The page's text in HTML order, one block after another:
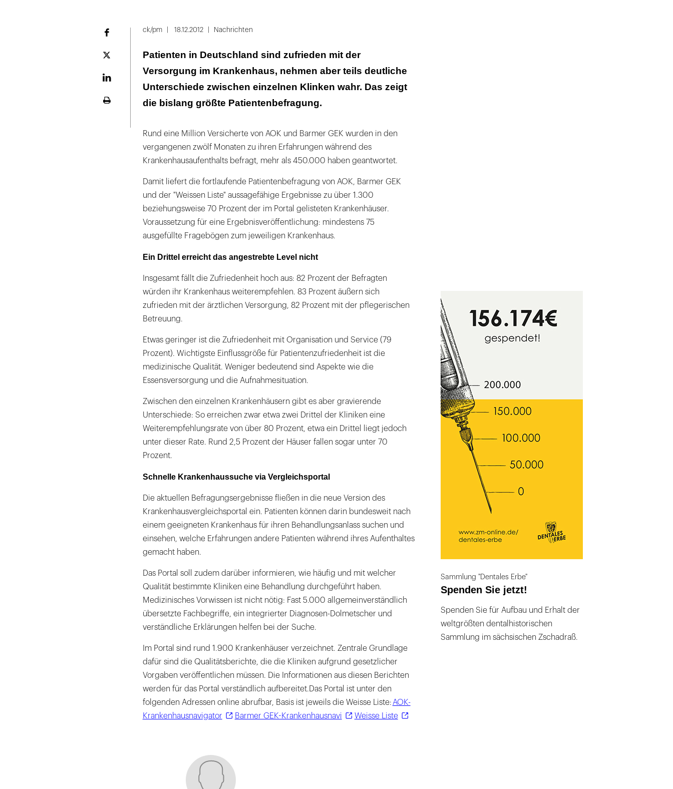
Plattform
ck/pm 18.12.2012 Nachrichten
Patienten in Deutschland sind zufrieden mit der
Versorgung im Krankenhaus, nehmen aber teils deutliche
Unterschiede zwischen einzelnen Klinken wahr. Das zeigt
die bislang größte Patientenbefragung.
Rund eine Million Versicherte von AOK und Barmer GEK wurden in den
vergangenen zwölf Monaten zu ihren Erfahrungen während des
Krankenhausaufenthalts befragt, mehr als 450.000 haben geantwortet.
Damit liefert die fortlaufende Patientenbefragung von AOK, Barmer GEK
und der "Weissen Liste" aussagefähige Ergebnisse zu über 1.300
beziehungsweise 70 Prozent der im Portal gelisteten Krankenhäuser.
Voraussetzung für eine Ergebnisveröffentlichung: mindestens 75
ausgefüllte Fragebögen zum jeweiligen Krankenhaus.
Ein Drittel erreicht das angestrebte Level nicht
Insgesamt fällt die Zufriedenheit hoch aus: 82 Prozent der Befragten
würden ihr Krankenhaus weiterempfehlen. 83 Prozent äußern sich
zufrieden mit der ärztlichen Versorgung, 82 Prozent mit der pflegerischen
Betreuung.
Etwas geringer ist die Zufriedenheit mit Organisation und Service (79
Prozent). Wichtigste Einflussgröße für Patientenzufriedenheit ist die
medizinische Qualität. Weniger bedeutend sind Aspekte wie die
Essensversorgung und die Aufnahmesituation.
Zwischen den einzelnen Krankenhäusern gibt es aber gravierende
Unterschiede: So erreichen zwar etwa zwei Drittel der Kliniken eine
Weiterempfehlungsrate von über 80 Prozent, etwa ein Drittel liegt jedoch
unter dieser Rate. Rund 2,5 Prozent der Häuser fallen sogar unter 70
Prozent.
Schnelle Krankenhaussuche via Vergleichsportal
Die aktuellen Befragungsergebnisse fließen in die neue Version des
Krankenhausvergleichsportal ein. Patienten können darin bundesweit nach
einem geeigneten Krankenhaus für ihren Behandlungsanlass suchen und
einsehen, welche Erfahrungen andere Patienten während ihres Aufenthaltes
gemacht haben.
Das Portal soll zudem darüber informieren, wie häufig und mit welcher
Qualität bestimmte Kliniken eine Behandlung durchgeführt haben.
Medizinisches Vorwissen ist nicht nötig: Fast 5.000 allgemeinverständlich
übersetzte Fachbegriffe, ein integrierter Diagnosen-Dolmetscher und
verständliche Erklärungen helfen bei der Suche.
Im Portal sind rund 1.900 Krankenhäuser verzeichnet. Zentrale Grundlage
dafür sind die Qualitätsberichte, die die Kliniken aufgrund gesetzlicher
Vorgaben veröffentlichen müssen. Die Informationen aus diesen Berichten
werden für das Portal verständlich aufbereitet.Das Portal ist unter den
folgenden Adressen online abrufbar, Basis ist jeweils die Weisse Liste:AOK-
Krankenhausnavigator
Barmer GEK-Krankenhausnavi Weisse Liste
Sammlung "Dentales Erbe"
Spenden Sie jetzt!
Spenden Sie für Aufbau und Erhalt der
weltgrößten dentalhistorischen
Sammlung im sächsischen Zschadraß.